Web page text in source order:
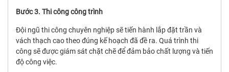
Bước 3. Thi công công trình
Đội ngũ thi công chuyên nghiệp sẽ tiến hành lắp đặt trần và
vách thạch cao theo đúng kế hoạch đã đề ra. Quá trình thi
công sẽ được giám sát chặt chẽ để đảm bảo chất lượng và tiến
độ công việc.